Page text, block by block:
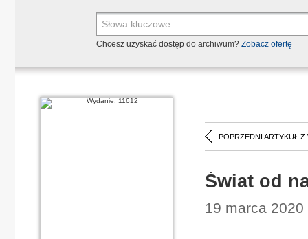
Chcesz uzyskać dostęp do archiwum? Zobacz ofertę
POPRZEDNI ARTYKUŁ Z
Świat od
19 marca